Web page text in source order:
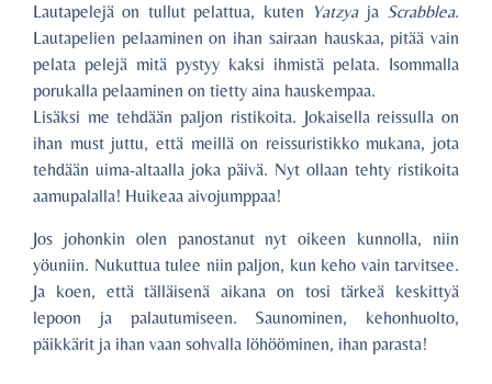
Lautapelejä on tullut pelattua, kuten Yatzya ja Scrabblea.
Lautapelien pelaaminen on ihan sairaan hauskaa, pitää vain
pelata pelejä mitä pystyy kaksi ihmistä pelata. Isommalla
porukalla pelaaminen on tietty aina hauskempaa.
Lisäksi me tehdään paljon ristikoita. Jokaisella reissulla on
ihan must juttu, että meillä on reissuristikko mukana, jota
tehdään uima-altaalla joka päivä. Nyt ollaan tehty ristikoita
aamupalalla! Huikeaa aivojumppaa!
Jos johonkin olen panostanut nyt oikeen kunnolla, niin
yöuniin. Nukuttua tulee niin paljon, kun keho vain tarvitsee.
Ja koen, että tälläisenä aikana on tosi tärkeä keskittyä
lepoon ja palautumiseen. Saunominen, kehonhuolto,
päikkärit ja ihan vaan sohvalla löhööminen, ihan parasta!